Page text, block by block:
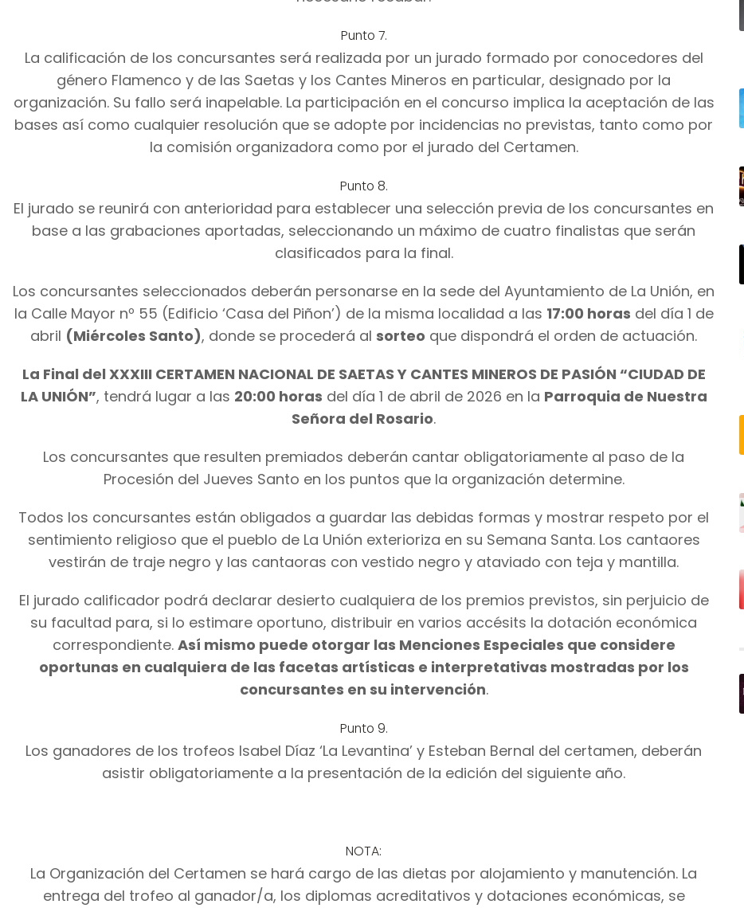
Punto 7.
La calificación de los concursantes será realizada por un jurado formado por conocedores del
género Flamenco y de las Saetas y los Cantes Mineros en particular, designado por la
organización. Su fallo será inapelable. La participación en el concurso implica la aceptación de las
bases así como cualquier resolución que se adopte por incidencias no previstas, tanto como por
la comisión organizadora como por el jurado del Certamen.
Punto 8.
El jurado se reunirá con anterioridad para establecer una selección previa de los concursantes en
base a las grabaciones aportadas, seleccionando un máximo de cuatro finalistas que serán
clasificados para la final.
Los concursantes seleccionados deberán personarse en la sede del Ayuntamiento de La Unión, en
la Calle Mayor nº 55 (Edificio ‘Casa del Piñon’) de la misma localidad a las 17:00 horas del día 1 de
abril (Miércoles Santo), donde se procederá alsorteo que dispondrá el orden de actuación.
La Final del XXXIII CERTAMEN NACIONAL DE SAETAS Y CANTES MINEROS DE PASIÓN “CIUDAD DE
LA UNIÓN”, tendrá lugar a las 20:00 horas del día 1 de abril de 2026 en la Parroquia de Nuestra
Señora del Rosario.
Los concursantes que resulten premiados deberán cantar obligatoriamente al paso de la
Procesión del Jueves Santo en los puntos que la organización determine.
Todos los concursantes están obligados a guardar las debidas formas y mostrar respeto por el
sentimiento religioso que el pueblo de La Unión exterioriza en su Semana Santa. Los cantaores
vestirán de traje negro y las cantaoras con vestido negro y ataviado con teja y mantilla.
El jurado calificador podrá declarar desierto cualquiera de los premios previstos, sin perjuicio de
su facultad para, si lo estimare oportuno, distribuir en varios accésits la dotación económica
correspondiente. Así mismo puede otorgar las Menciones Especiales que considere
oportunas en cualquiera de las facetas artísticas e interpretativas mostradas por los
concursantes en su intervención.
Punto 9.
Los ganadores de los trofeos Isabel Díaz ‘La Levantina’ y Esteban Bernal del certamen, deberán
asistir obligatoriamente a la presentación de la edición del siguiente año.
NOTA:
La Organización del Certamen se hará cargo de las dietas por alojamiento y manutención. La
entrega del trofeo al ganador/a, los diplomas acreditativos y dotaciones económicas, se